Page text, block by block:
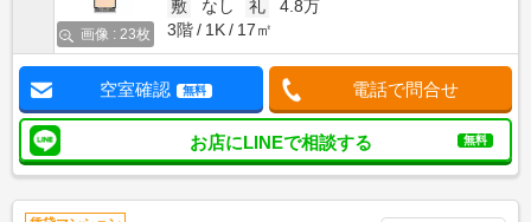
画像 : 23枚
敷 なし 礼
4.8万
3階
1K 17㎡
空室確認 無料 電話で問合せ
お店にLINEで相談する 無料